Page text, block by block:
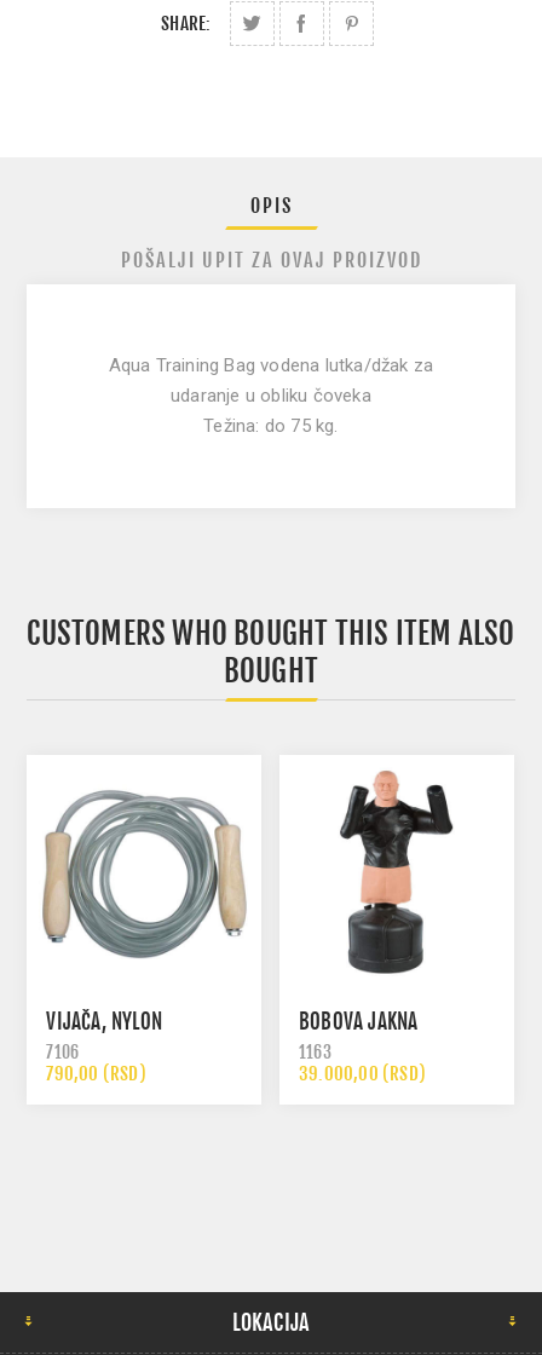
SHARE:
OPIS
POŠALJI UPIT ZA OVAJ PROIZVOD
Aqua Training Bag vodena lutka/džak za
udaranje u obliku čoveka
Težina: do 75 kg.
CUSTOMERS WHO BOUGHT THIS ITEM ALSO
BOUGHT
VIJAČA, NYLON
7106
790,00 (RSD)
BOBOVA JAKNA
1163
39.000,00 (RSD)
LOKACIJA